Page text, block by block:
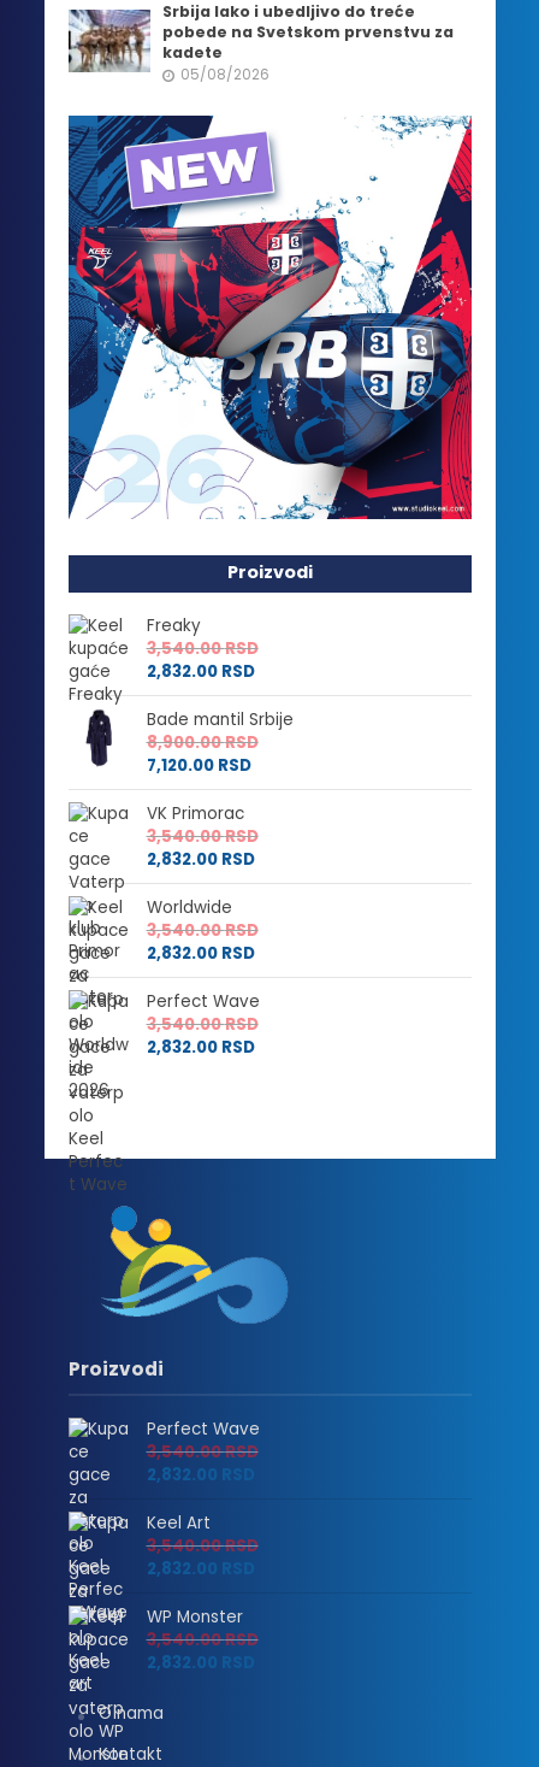
Srbija lako i ubedljivo do treće
pobede na Svetskom prvenstvu za
kadete
05/08/2026
Proizvodi
Freaky
3,540.00RSD
2,832.00 RSD
Bade mantil Srbije
8,900.00RSD
7,120.00 RSD
VK Primorac
3,540.00RSD
2,832.00 RSD
Worldwide
3,540.00RSD
2,832.00 RSD
Perfect Wave
3,540.00RSD
2,832.00 RSD
Proizvodi
Perfect Wave
3,540.00RSD
2,832.00 RSD
Keel Art
3,540.00RSD
2,832.00 RSD
WP Monster
3,540.00RSD
2,832.00 RSD
O nama
Kontakt